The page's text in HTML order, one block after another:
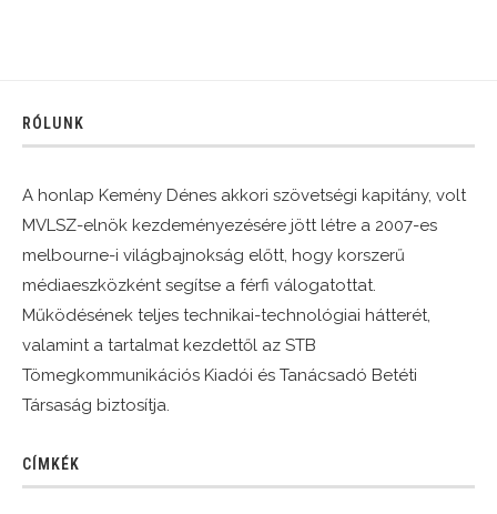
RÓLUNK
A honlap Kemény Dénes akkori szövetségi kapitány, volt
MVLSZ-elnök kezdeményezésére jött létre a 2007-es
melbourne-i világbajnokság előtt, hogy korszerű
médiaeszközként segítse a férfi válogatottat.
Működésének teljes technikai-technológiai hátterét,
valamint a tartalmat kezdettől az STB
Tömegkommunikációs Kiadói és Tanácsadó Betéti
Társaság biztosítja.
CÍMKÉK